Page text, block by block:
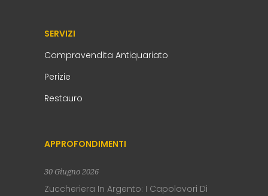
SERVIZI
Compravendita Antiquariato
Perizie
Restauro
APPROFONDIMENTI
30 Giugno 2026
Zuccheriera In Argento: I Capolavori Di